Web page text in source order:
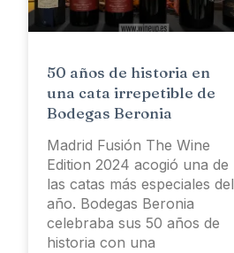
50 años de historia en
una cata irrepetible de
Bodegas Beronia
Madrid Fusión The Wine
Edition 2024 acogió una de
las catas más especiales del
año. Bodegas Beronia
celebraba sus 50 años de
historia con una